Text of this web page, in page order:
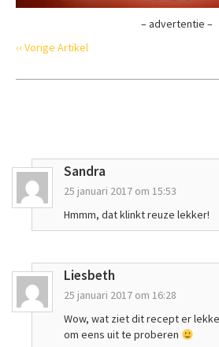
– advertentie –
‹‹ Vorige Artikel
Sandra
25 januari 2017 om 15:53
Hmmm, dat klinkt reuze lekker!
Liesbeth
25 januari 2017 om 16:28
Wow, wat ziet dit recept er
om eens uit te proberen